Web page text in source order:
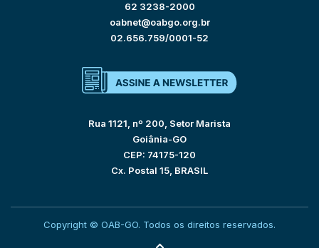
62 3238-2000
oabnet@oabgo.org.br
02.656.759/0001-52
Rua 1121, nº 200, Setor Marista
Goiânia-GO
CEP: 74175-120
Cx. Postal 15, BRASIL
Copyright © OAB-GO. Todos os direitos reservados.